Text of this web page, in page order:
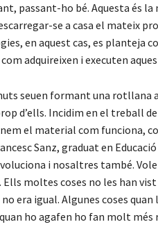
passant-ho bé. Aquesta és la
se a casa el mateix
en aquest cas, es planteja
adquireixen i executen
seuen formant una rotllana
d’ells. Incidim en el treball
el material com funciona,
Sanz, graduat en
i nosaltres també.
moltes coses no les han
era igual. Algunes coses quan
ho agafen ho fan molt més